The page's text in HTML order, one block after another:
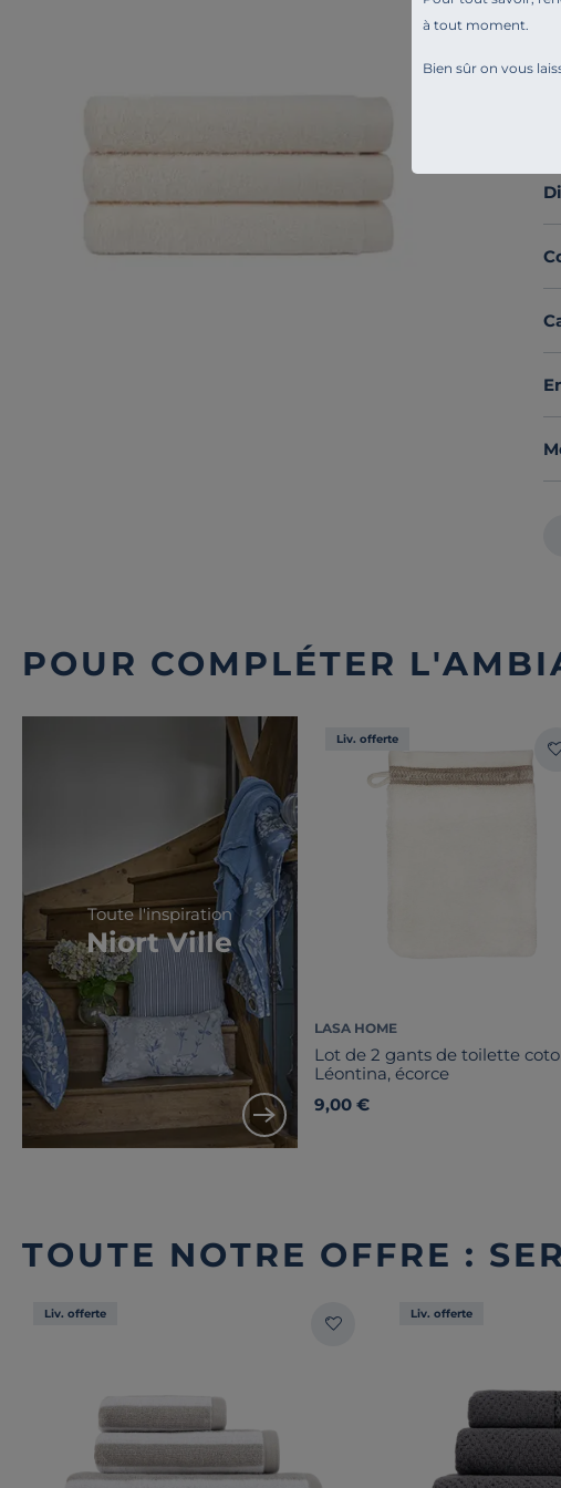
à tout moment.
Bien sûr on vous
POUR COMPLÉTER
Toute l'inspiration
Niort Ville
Liv. offerte
LASA HOME
Lot de 2 gants de toilette
Léontina, écorce
9,00 €
TOUTE NOTRE OFFRE :
Liv. offerte Liv. offerte